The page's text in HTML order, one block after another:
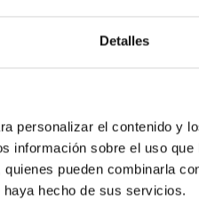
Detalles
personalizar el contenido y
información sobre el uso
pueden combinarla
hecho de sus servicios.
-
SUSCRIPCIÓN
Sólo para usuarios